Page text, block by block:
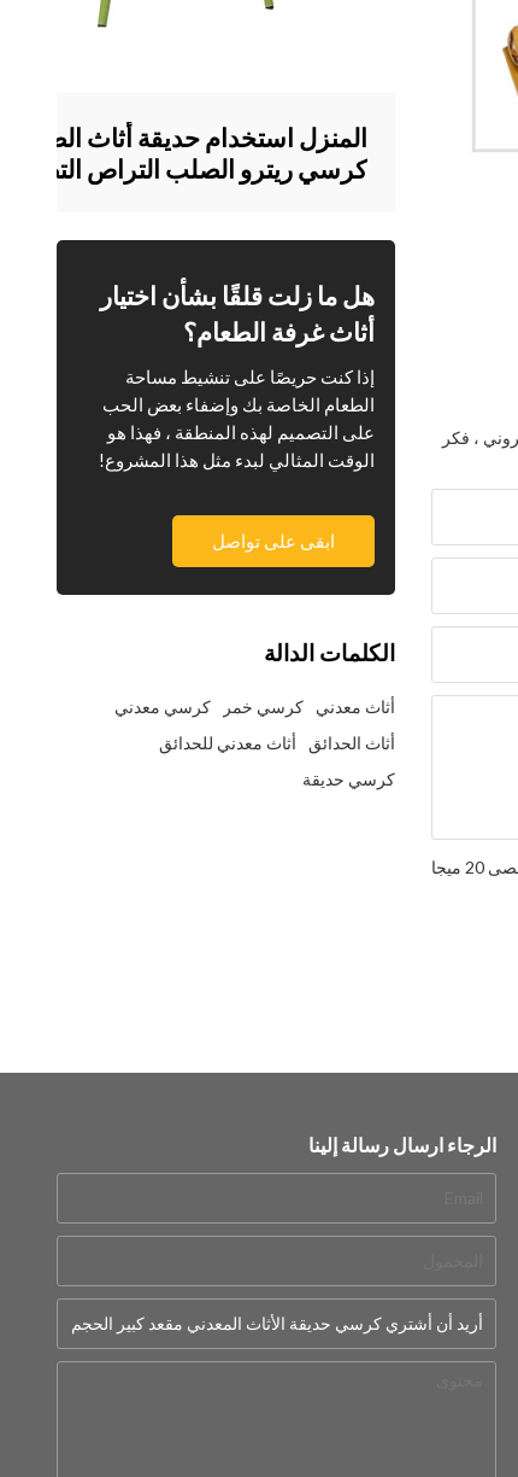
المنزل استخدام حديقة أثاث الطعام
كرسي ريترو الصلب التراص التصميم
هل ما زلت قلقًا بشأن اختيار
أثاث غرفة الطعام؟
إذا كنت حريصًا على تنشيط مساحة
الطعام الخاصة بك وإضفاء بعض الحب
على التصميم لهذه المنطقة ، فهذا هو
الوقت المثالي لبدء مثل هذا المشروع!
ابقى على تواصل
الكلمات الدالة
أثاث معدني كرسي خمر
كرسي معدني
أثاث الحدائق
أثاث معدني للحدائق
كرسي حديقة
، فكر
الرجاء ارسال رسالة إلينا